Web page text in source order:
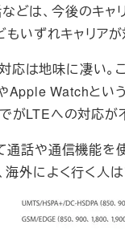
は、今後のキャ
もいずれキャリア
応は地味に凄い
Watchとい
がLTEへの対応が
通話や通信機能
海外によく行く人